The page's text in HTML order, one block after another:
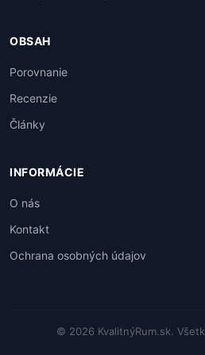
OBSAH
Porovnanie
Recenzie
Články
INFORMÁCIE
O nás
Kontakt
Ochrana osobných údajov
© 2026 KvalitnýRum.sk.